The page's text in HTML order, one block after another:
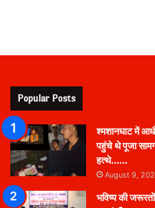
Popular Posts
श्मशानघाट में
पहुंचे थे पूजा
हत्थे……
August 9,
भविष्य की